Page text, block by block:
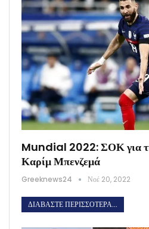
Mundial 2022: ΣΟΚ για
Καρίμ Μπενζεμά
Greeknews24 Νοέ 20, 2022
ΔΙΑΒΆΣΤΕ ΠΕΡΙΣΣΌΤΕΡΑ...